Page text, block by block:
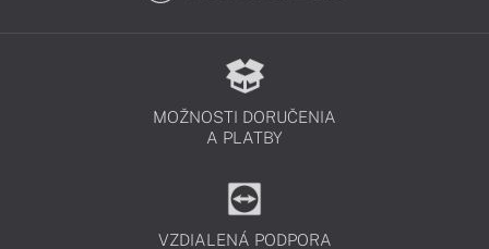
MOŽNOSTI DORUČENIA
A PLATBY
VZDIALENÁ PODPORA